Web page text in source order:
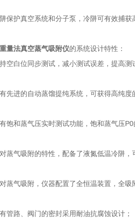
护真空系统和分子泵，冷阱可有效捕获
量法真空蒸气吸附仪的系统设计特性：
白位同步测试，减小测试误差，提高测
的自动蒸馏提纯系统，可获得高纯度
蒸气压实时测试功能，饱和蒸气压P0
吸附的特性，配备了液氮低温冷阱，
吸附，仪器配置了全恒温装置，全吸
路、阀门的密封采用耐油抗腐蚀设计；